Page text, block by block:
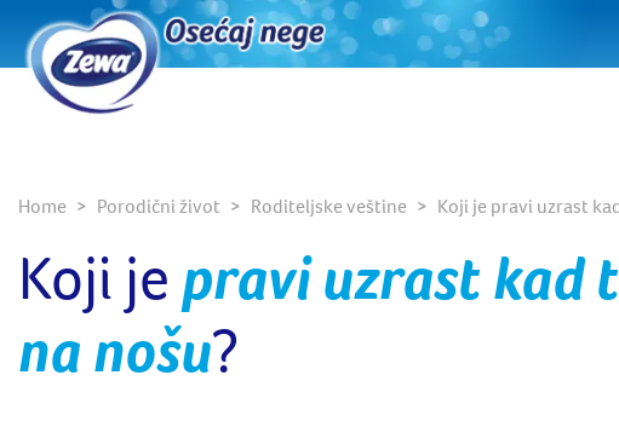
Home Porodični život Roditeljske veštine Koji je pravi uzrast
Koji je pravi uzrast kad
na nošu?